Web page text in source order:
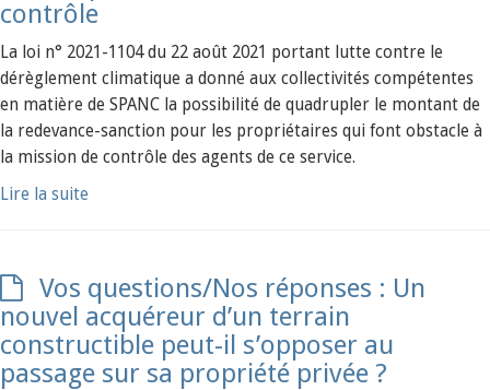
contrôle
La loi n° 2021-1104 du 22 août 2021 portant lutte contre le
dérèglement climatique a donné aux collectivités compétentes
en matière de SPANC la possibilité de quadrupler le montant de
la redevance-sanction pour les propriétaires qui font obstacle à
la mission de contrôle des agents de ce service.
Lire la suite
Vos questions/Nos réponses : Un
nouvel acquéreur d’un terrain
constructible peut-il s’opposer au
passage sur sa propriété privée ?